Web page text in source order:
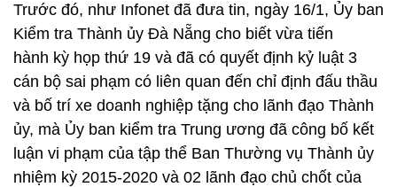
Trước đó, như Infonet đã đưa tin, ngày 16/1, Ủy ban
Kiểm tra Thành ủy Đà Nẵng cho biết vừa tiến
hành kỳ họp thứ 19 và đã có quyết định kỷ luật 3
cán bộ sai phạm có liên quan đến chỉ định đấu thầu
và bố trí xe doanh nghiệp tặng cho lãnh đạo Thành
ủy, mà Ủy ban kiểm tra Trung ương đã công bố kết
luận vi phạm của tập thể Ban Thường vụ Thành ủy
nhiệm kỳ 2015-2020 và 02 lãnh đạo chủ chốt của